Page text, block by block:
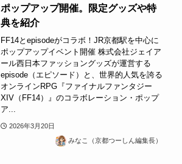
ポップアップ開催。限定グッズや特
典を紹介
FF14とepisodeがコラボ！JR京都駅を中心に
ポップアップイベント開催 株式会社ジェイア
ール西日本ファッショングッズが運営する
episode（エピソード）と、世界的人気を誇る
オンラインRPG『ファイナルファンタジー
XIV（FF14）』のコラボレーション・ポップ
ア...
2026年3月20日
みなこ（京都つーしん編集長）